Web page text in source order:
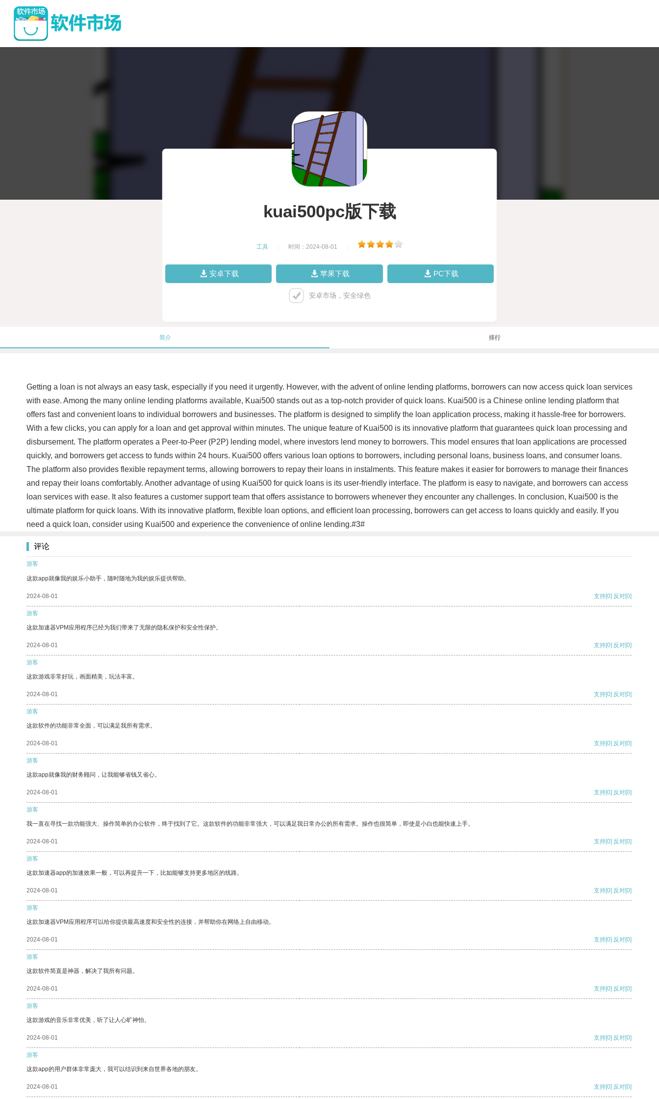
kuai500pc版下载
工具 时间：2024-08-01
安卓下载 苹果下载 PC下载
安卓市场，安全绿色
简介 排行
Getting a loan is not always an easy task, especially if you need it urgently. However, with the advent of online lending platforms, borrowers can now access quick loan services
with ease. Among the many online lending platforms available, Kuai500 stands out as a top-notch provider of quick loans. Kuai500 is a Chinese online lending platform that
offers fast and convenient loans to individual borrowers and businesses. The platform is designed to simplify the loan application process, making it hassle-free for borrowers.
With a few clicks, you can apply for a loan and get approval within minutes. The unique feature of Kuai500 is its innovative platform that guarantees quick loan processing and
disbursement. The platform operates a Peer-to-Peer (P2P) lending model, where investors lend money to borrowers. This model ensures that loan applications are processed
quickly, and borrowers get access to funds within 24 hours. Kuai500 offers various loan options to borrowers, including personal loans, business loans, and consumer loans.
The platform also provides flexible repayment terms, allowing borrowers to repay their loans in instalments. This feature makes it easier for borrowers to manage their finances
and repay their loans comfortably. Another advantage of using Kuai500 for quick loans is its user-friendly interface. The platform is easy to navigate, and borrowers can access
loan services with ease. It also features a customer support team that offers assistance to borrowers whenever they encounter any challenges. In conclusion, Kuai500 is the
ultimate platform for quick loans. With its innovative platform, flexible loan options, and efficient loan processing, borrowers can get access to loans quickly and easily. If you
need a quick loan, consider using Kuai500 and experience the convenience of online lending.#3#
评论
游客
这款app就像我的娱乐小助手，随时随地为我的娱乐提供帮助。
2024-08-01 支持[0] 反对[0]
游客
这款加速器VPM应用程序已经为我们带来了无限的隐私保护和安全性保护。
2024-08-01 支持[0] 反对[0]
游客
这款游戏非常好玩，画面精美，玩法丰富。
2024-08-01 支持[0] 反对[0]
游客
这款软件的功能非常全面，可以满足我所有需求。
2024-08-01 支持[0] 反对[0]
游客
这款app就像我的财务顾问，让我能够省钱又省心。
2024-08-01 支持[0] 反对[0]
游客
我一直在寻找一款功能强大、操作简单的办公软件，终于找到了它。这款软件的功能非常强大，可以满足我日常办公的所有需求。操作也很简单，即使是小白也能快速上手。
2024-08-01 支持[0] 反对[0]
游客
这款加速器app的加速效果一般，可以再提升一下，比如能够支持更多地区的线路。
2024-08-01 支持[0] 反对[0]
游客
这款加速器VPM应用程序可以给你提供最高速度和安全性的连接，并帮助你在网络上自由移动。
2024-08-01 支持[0] 反对[0]
游客
这款软件简直是神器，解决了我所有问题。
2024-08-01 支持[0] 反对[0]
游客
这款游戏的音乐非常优美，听了让人心旷神怡。
2024-08-01 支持[0] 反对[0]
游客
这款app的用户群体非常庞大，我可以结识到来自世界各地的朋友。
2024-08-01 支持[0] 反对[0]